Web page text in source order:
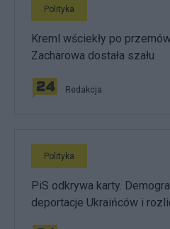
Polityka
Kreml wściekły po
Zacharowa dostała szału
Redakcja
Polityka
PiS odkrywa karty.
deportacje Ukraińców i